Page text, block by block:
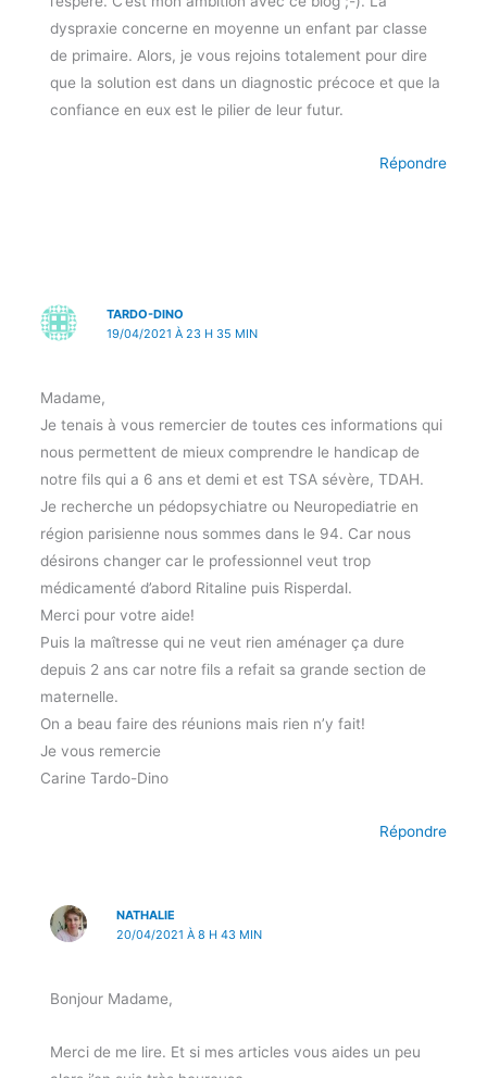
dyspraxie concerne en moyenne un enfant par classe
de primaire. Alors, je vous rejoins totalement pour dire
que la solution est dans un diagnostic précoce et que la
confiance en eux est le pilier de leur futur.
Répondre
TARDO-DINO
19/04/2021 À 23 H 35 MIN
Madame,
Je tenais à vous remercier de toutes ces informations qui
nous permettent de mieux comprendre le handicap de
notre fils qui a 6 ans et demi et est TSA sévère, TDAH.
Je recherche un pédopsychiatre ou Neuropediatrie en
région parisienne nous sommes dans le 94. Car nous
désirons changer car le professionnel veut trop
médicamenté d’abord Ritaline puis Risperdal.
Merci pour votre aide!
Puis la maîtresse qui ne veut rien aménager ça dure
depuis 2 ans car notre fils a refait sa grande section de
maternelle.
On a beau faire des réunions mais rien n’y fait!
Je vous remercie
Carine Tardo-Dino
Répondre
NATHALIE
20/04/2021 À 8 H 43 MIN
Bonjour Madame,
Merci de me lire. Et si mes articles vous aides un peu